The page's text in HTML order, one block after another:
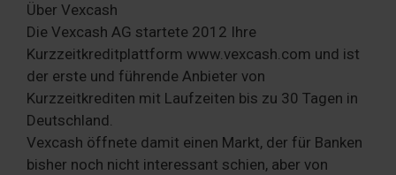
Über Vexcash
Die Vexcash AG startete 2012 Ihre
Kurzzeitkreditplattform www.vexcash.com und ist
der erste und führende Anbieter von
Kurzzeitkrediten mit Laufzeiten bis zu 30 Tagen in
Deutschland.
Vexcash öffnete damit einen Markt, der für Banken
bisher noch nicht interessant schien, aber von